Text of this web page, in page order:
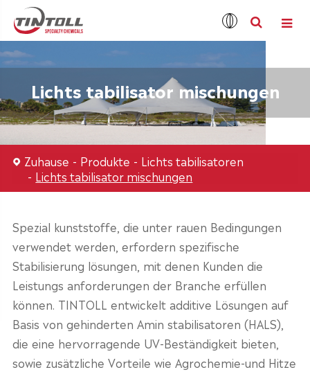
Lichts tabilisator mischungen
Zuhause Produkte
Lichts tabilisatoren
Lichts tabilisator mischungen
Spezial kunststoffe, die unter rauen Bedingungen
verwendet werden, erfordern spezifische
Stabilisierung lösungen, mit denen Kunden die
Leistungs anforderungen der Branche erfüllen
können. TINTOLL entwickelt additive Lösungen auf
Basis von gehinderten Amin stabilisatoren (HALS),
die eine hervorragende UV-Beständigkeit bieten,
sowie zusätzliche Vorteile wie Agrochemie-und Hitze